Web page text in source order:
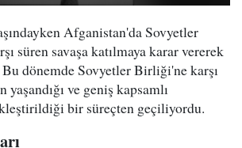
Afganistan'da Sovyetler
süren savaşa katılmaya karar vererek
dönemde Sovyetler Birliği'ne karşı
yaşandığı ve geniş kapsamlı
bir süreçten geçiliyordu.